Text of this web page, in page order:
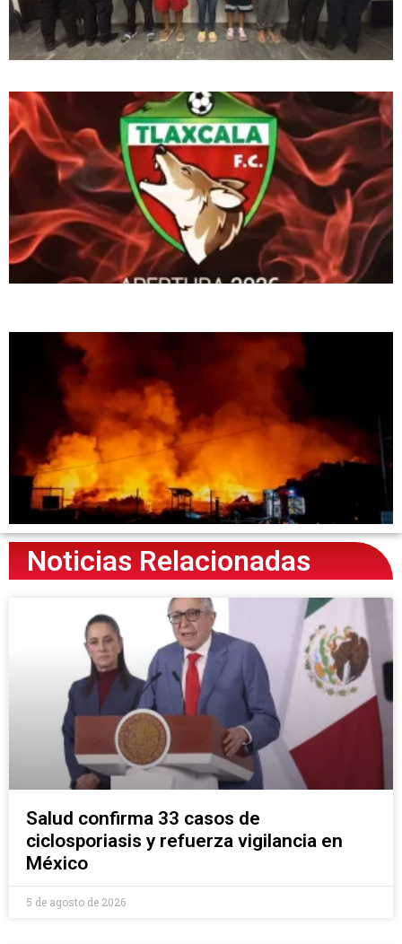
Noticias Relacionadas
Salud confirma 33 casos de
ciclosporiasis y refuerza vigilancia en
México
5 de agosto de 2026